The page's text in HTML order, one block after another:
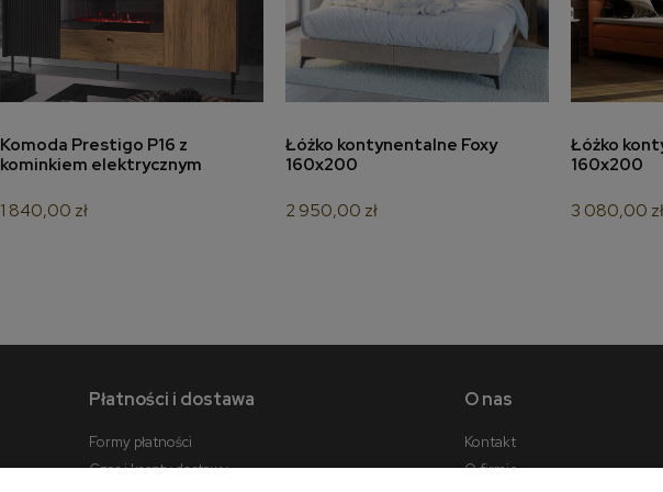
Komoda Prestigo P16 z
kominkiem elektrycznym
1 840,00 zł
Łóżko kontynentalne Foxy
160x200
2 950,00 zł
Łóżko
160x200
3 080,00 zł
Płatności i dostawa
Formy płatności
Czas i koszty dostawy
O nas
Kontakt
O firmie